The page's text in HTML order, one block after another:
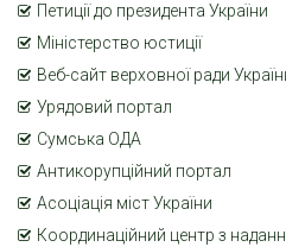
Петиції до президента України
Міністерство юстиції
Веб-сайт верховної ради
Урядовий портал
Сумська ОДА
Антикорупційний портал
Асоціація міст України
Координаційний центр з